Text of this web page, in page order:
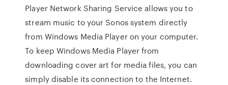
Player Network Sharing Service allows you to
stream music to your Sonos system directly
from Windows Media Player on your computer.
To keep Windows Media Player from
downloading cover art for media files, you can
simply disable its connection to the Internet.